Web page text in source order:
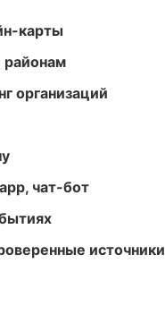
карты
районам
организаций
чат-бот
источники